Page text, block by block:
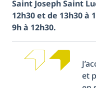
Saint Joseph Saint
12h30 et de 13h30
9h à 12h30.
et